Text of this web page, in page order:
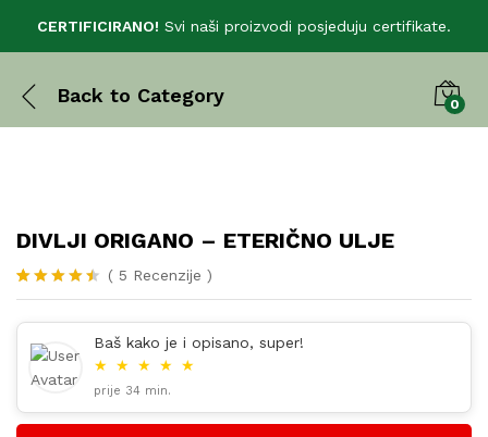
CERTIFICIRANO! Svi naši proizvodi posjeduju certifikate.
Back to Category 0
DIVLJI ORIGANO – ETERIČNO ULJE
Korisničke
ocjene:
ukupno 5 (
5
( 5 Recenzije )
Baš kako je i opisano, super!
★ ★ ★ ★ ★
prije 34 min.